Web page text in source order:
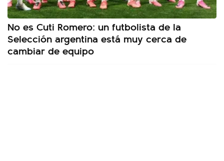
No es Cuti Romero: un futbolista de la
Selección argentina está muy cerca de
cambiar de equipo